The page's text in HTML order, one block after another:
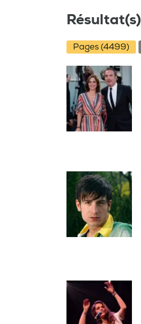
Résultat(s)
Pages (4499)